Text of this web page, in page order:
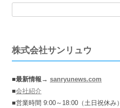
株式会社サンリュウ
■最新情報→ sanryunews.com
■会社紹介
■営業時間 9:00～18:00（土日祝休み）